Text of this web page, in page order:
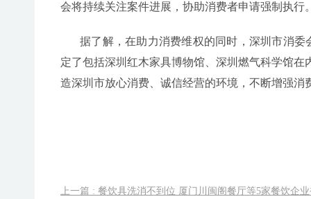
会将持续关注案件进展，协助消费者申请强制执行
据了解，在助力消费维权的同时，深圳市消
定了包括深圳红木家具博物馆、深圳燃气科学馆
造深圳市放心消费、诚信经营的环境，不断增强消
上一篇 : 餐饮具洗消不到位 厦门川闽阁餐厅等5家餐饮企